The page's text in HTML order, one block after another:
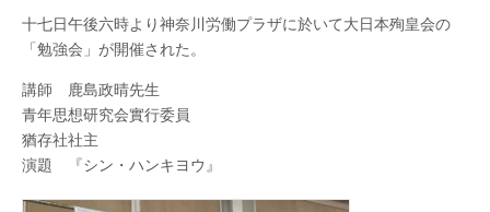
聞）
電子
版
攘夷
戦闘
紙
囘
强
は
十七日午後六時より神奈川労働プラザに於いて大日本殉皇会の
「勉強会」が開催された。
講師 鹿島政晴先生
青年思想研究会實行委員
猶存社社主
演題 『シン・ハンキヨウ』